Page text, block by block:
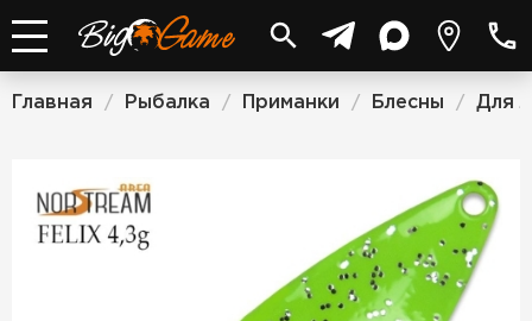
Главная / Рыбалка / Приманки / Блесны / Для